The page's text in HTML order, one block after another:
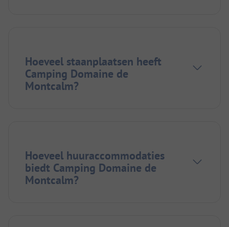
Hoeveel staanplaatsen heeft
Camping Domaine de
Montcalm?
Hoeveel huuraccommodaties
biedt Camping Domaine de
Montcalm?